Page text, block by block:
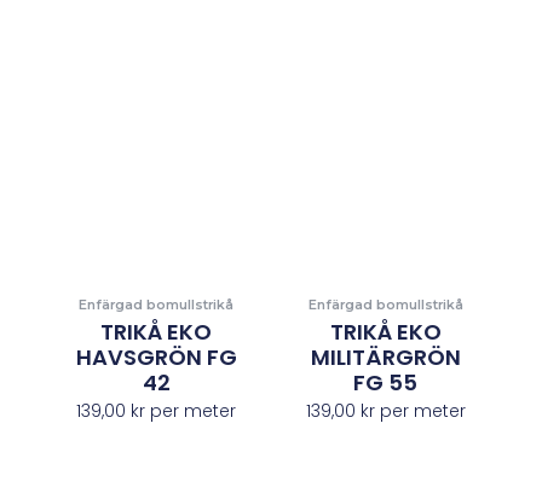
Enfärgad bomullstrikå
TRIKÅ EKO
HAVSGRÖN FG
42
139,00 kr per meter
Enfärgad bomullstrikå
TRIKÅ EKO
MILITÄRGRÖN
FG 55
139,00 krper meter